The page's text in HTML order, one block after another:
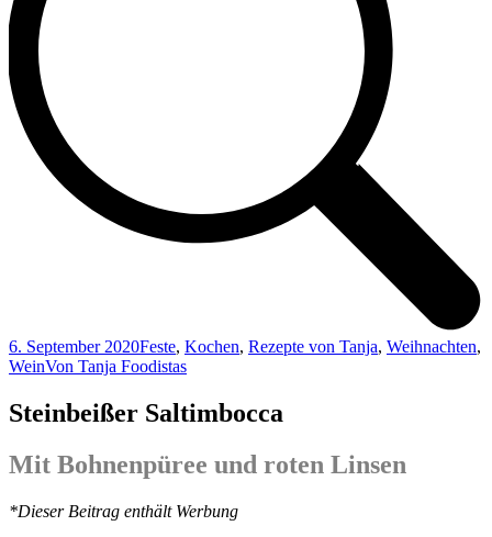
6. September 2020Feste, Kochen, Rezepte von Tanja, Weihnachten,
WeinVon Tanja Foodistas
Steinbeißer Saltimbocca
Mit Bohnenpüree und roten Linsen
*Die­ser Bei­trag ent­hält Werbung